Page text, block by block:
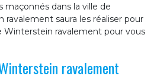
maçonnés dans la ville de
saura les réaliser pour
Winterstein ravalement pour vous
ravalement